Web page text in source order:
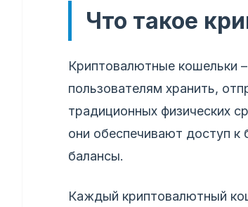
Что такое
Криптовалютные кошельки
пользователям хранить,
традиционных физических
они обеспечивают доступ
балансы.
Каждый криптовалютный